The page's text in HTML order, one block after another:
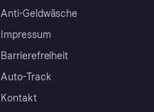
Anti-Geldwäsche
Impressum
Barrierefreiheit
Auto-Track
Kontakt